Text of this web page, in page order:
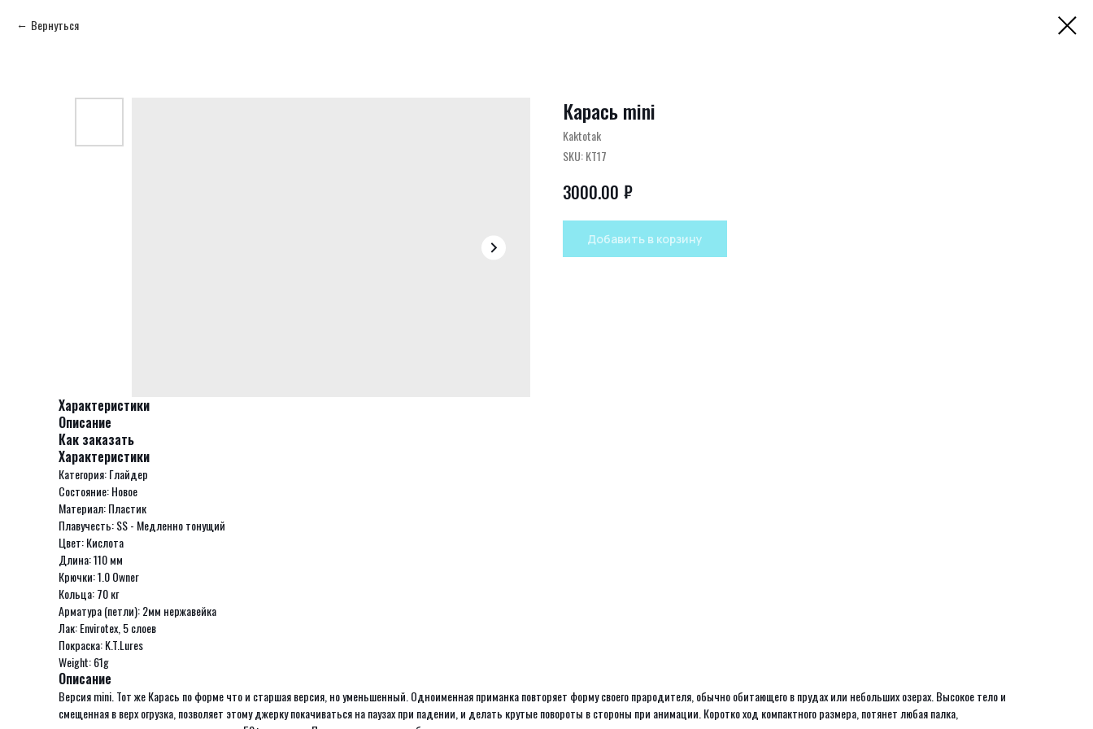
Вернуться
Карась mini
Kaktotak
SKU:KT17
3000.00 ₽
Добавить в корзину
Характеристики
Описание
Как заказать
Характеристики
Категория: Глайдер
Состояние: Новое
Материал: Пластик
Плавучесть: SS - Медленно тонущий
Цвет: Кислота
Длина: 110 мм
Крючки: 1.0 Owner
Кольца: 70 кг
Арматура (петли): 2мм нержавейка
Лак: Envirotex, 5 слоев
Покраска: K.T.Lures
Weight: 61g
Описание
Версия mini. Тот же Карась по форме что и старшая версия, но уменьшенный. Одноименная приманка повторяет форму своего прародителя, обычно обитающего в прудах или небольших озерах. Высокое тело и
смещенная в верх огрузка, позволяет этому джерку покачиваться на паузах при падении, и делать крутые повороты в стороны при анимации. Коротко ход компактного размера, потянет любая палка,